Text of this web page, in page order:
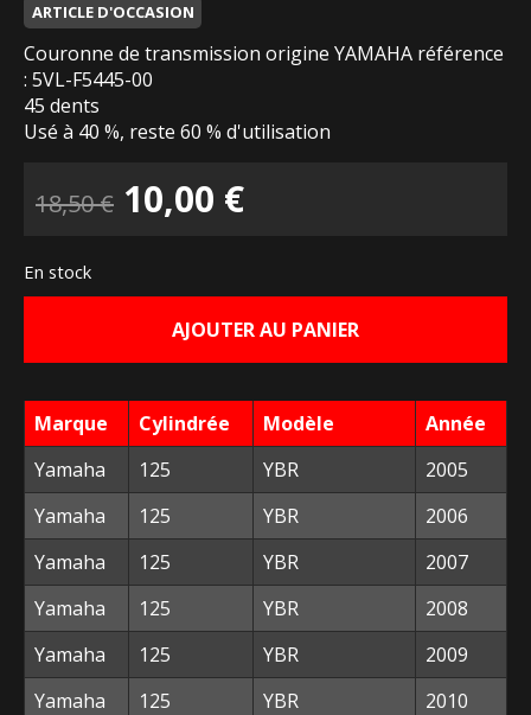
ARTICLE D'OCCASION
Couronne de transmission origine YAMAHA référence
: 5VL-F5445-00
45 dents
Usé à 40 %, reste 60 % d'utilisation
18,50€ Le
initial
était :
18,50 €.
10,00 €Le
actuel
est :
10,00 €.
En stock
AJOUTER AU PANIER
Marque Cylindrée Modèle
Année
Yamaha
125 YBR
2005
Yamaha
125 YBR
2006
Yamaha
125 YBR
2007
Yamaha
125 YBR
2008
Yamaha
125 YBR
2009
Yamaha
125 YBR
2010